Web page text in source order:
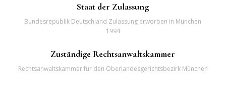
Staat der Zulassung
Bundesrepublik Deutschland Zulassung erworben in München
1994
Zuständige Rechtsanwaltskammer
Rechtsanwaltskammer für den Oberlandesgerichtsbezirk München